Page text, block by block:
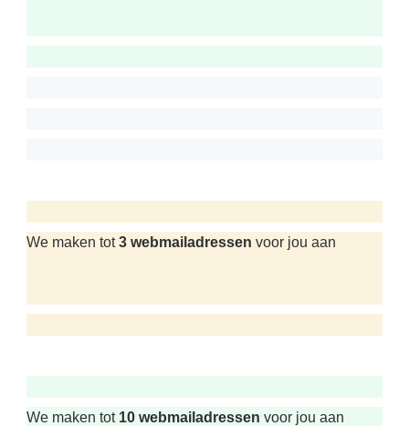
We maken tot3 webmailadressen voor jou aan
We maken tot 10 webmailadressen voor jou aan